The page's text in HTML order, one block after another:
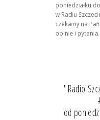
poniedziałku
w Radiu
czekamy na
opinie i pytania.
"Radio
od